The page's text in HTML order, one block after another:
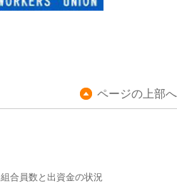
ページの上部へ
組合員数と出資金の状況